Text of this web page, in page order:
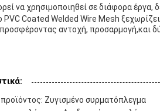
να χρησιμοποιηθεί σε διάφορα έργα,
PVC Coated Welded Wire Mesh
αντοχή, προσαρμογή,και
Ζυγισμένο συρματόπλεγμα